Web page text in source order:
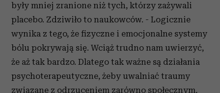
były mniej zranione niż tych, którzy zażywali
placebo. Zdziwiło to naukowców. - Logicznie
wynika z tego, że fizyczne i emocjonalne systemy
bólu pokrywają się. Wciąż trudno nam uwierzyć,
że aż tak bardzo. Dlatego tak ważne są działania
psychoterapeutyczne, żeby uwalniać traumy
związane z odrzuceniem zarówno społecznym,